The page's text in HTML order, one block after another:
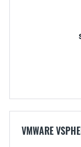
VMWARE